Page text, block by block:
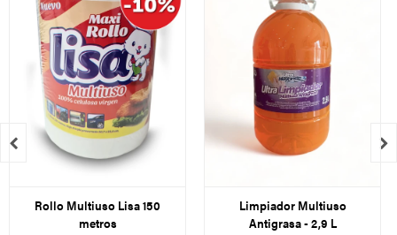
Rollo Multiuso Lisa 150
metros
Limpiador Multiuso
Antigrasa - 2,9 L
 